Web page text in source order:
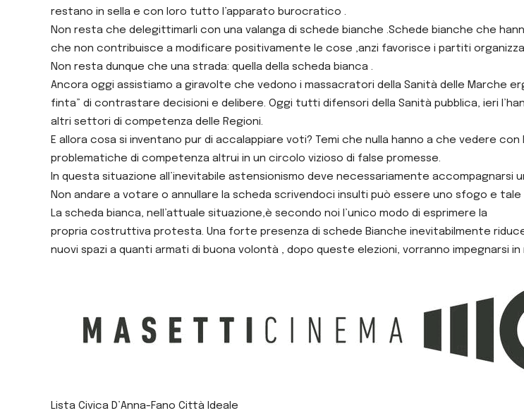
restano in sella e con loro tutto l’apparato burocratico .
Non resta che delegittimarli con una valanga di schede bianche .Schede bianche che
che non contribuisce a modificare positivamente le cose ,anzi favorisce i partiti
Non resta dunque che una strada: quella della scheda bianca .
Ancora oggi assistiamo a giravolte che vedono i massacratori della Sanità delle Marche
finta” di contrastare decisioni e delibere. Oggi tutti difensori della Sanità pubblica, ieri
altri settori di competenza delle Regioni.
E allora cosa si inventano pur di accalappiare voti? Temi che nulla hanno a che vedere
problematiche di competenza altrui in un circolo vizioso di false promesse.
In questa situazione all’inevitabile astensionismo deve necessariamente accompagnarsi
Non andare a votare o annullare la scheda scrivendoci insulti può essere uno sfogo e tale
La scheda bianca, nell’attuale situazione,è secondo noi l’unico modo di esprimere la
propria costruttiva protesta. Una forte presenza di schede Bianche inevitabilmente
nuovi spazi a quanti armati di buona volontà , dopo queste elezioni, vorranno impegnarsi
Lista Civica D’Anna-Fano Città Ideale